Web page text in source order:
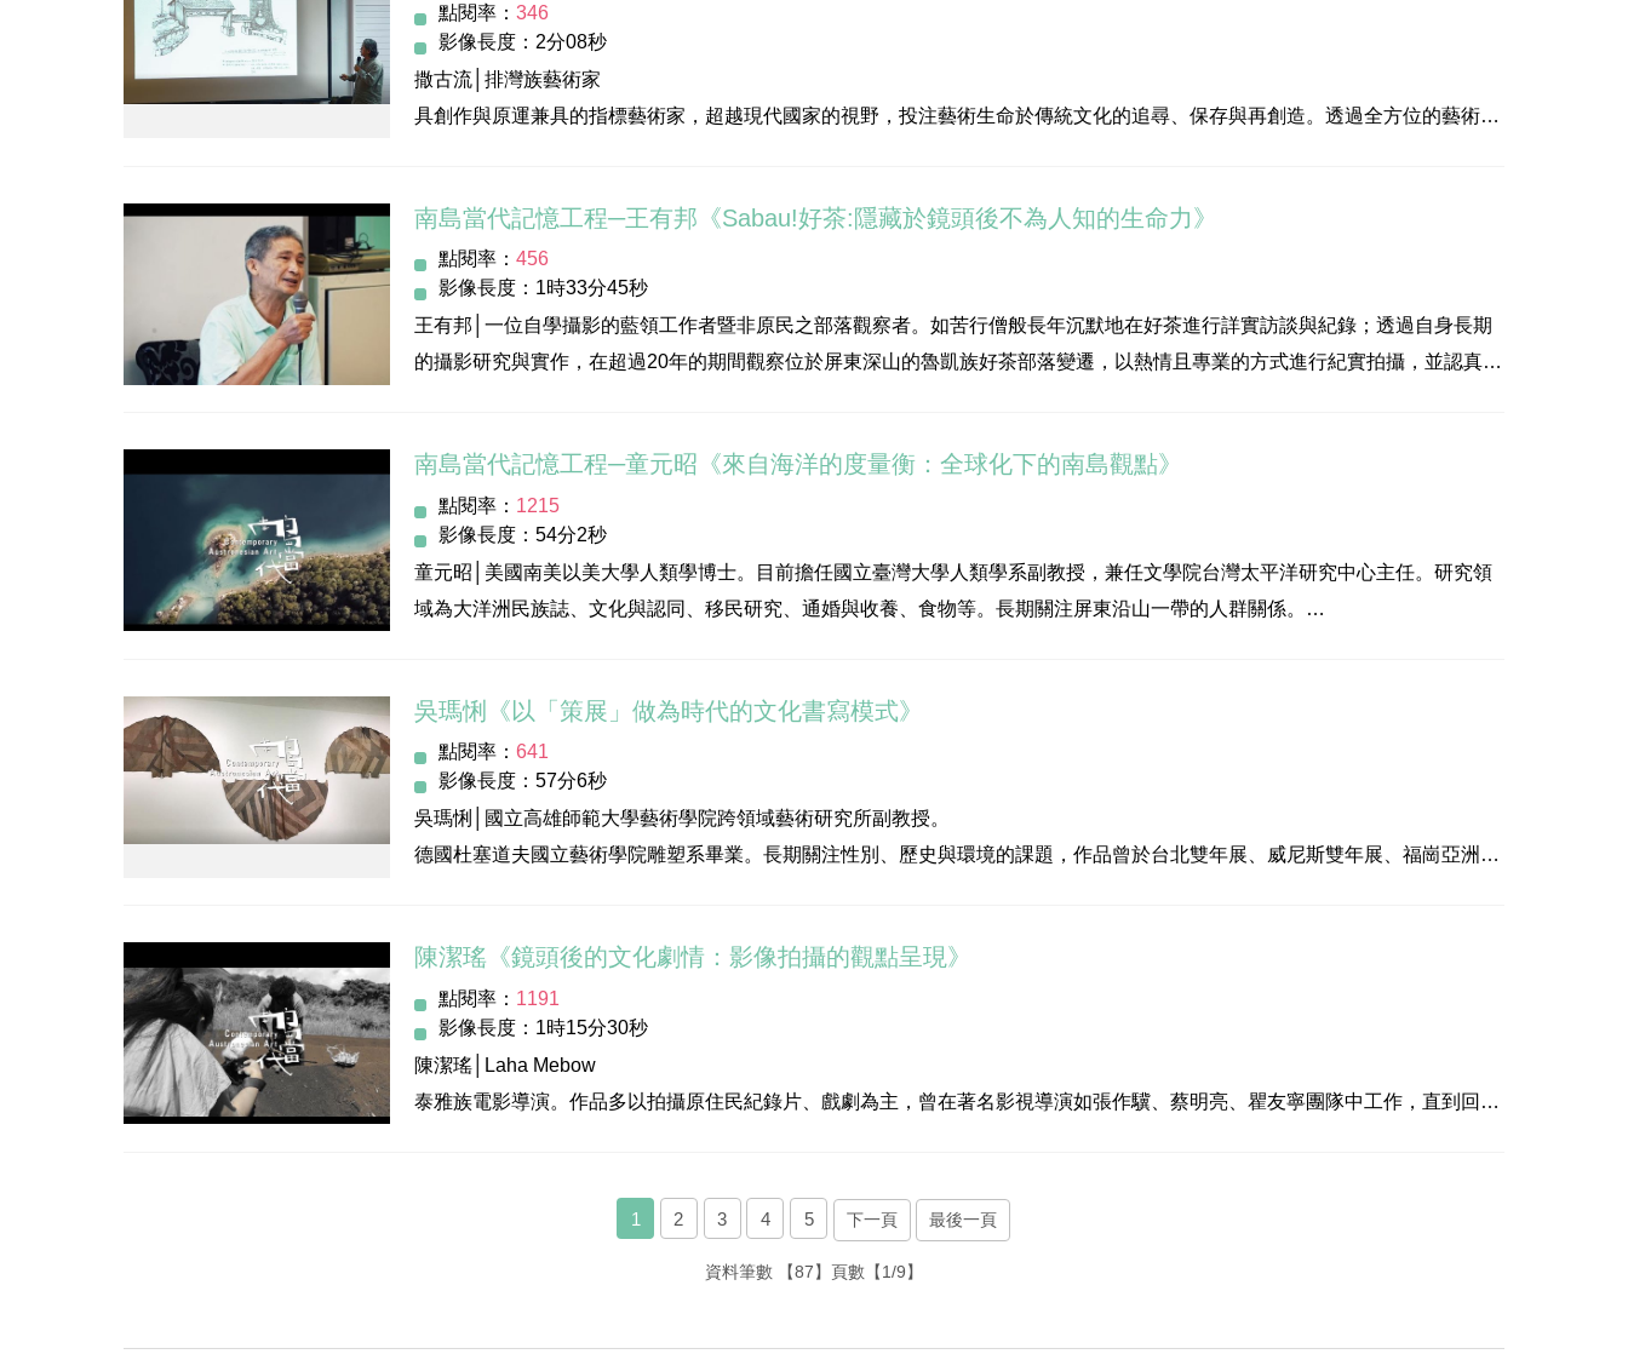
執行監督：羅潔尹
策劃執行：柏楞‧巴瓦瓦隆
影像製作：伏地影像拍攝有限公司
導 演：黃繼賢
曾媚珍│資深策展人
曾任高雄市立美術館副研究員，現為獨立策展人；長期研究南島當代藝術，研究領域包含南島當代藝術、台灣美術等。
指導單位：文化部
執行監督：羅潔尹
策劃執行：柏楞‧巴瓦瓦隆
影像製作：伏地影像拍攝有限公司
導 演：黃繼賢
點閱率： 346
影像長度：2分08秒
撒古流│排灣族藝術家
具創作與原運兼具的指標藝術家，超越現代國家的視野，投注藝術生命於傳統文化的追尋、保存與再創造。透過全方位的藝術社
指導單位：文化部
主辦/執行單位：高雄市立美術館
發 行 人：李玉玲
執行監督：羅潔尹
導 演：李訓
© 2020 文化部&高雄市立美術館
南島當代記憶工程─王有邦《Sabau!好茶:隱藏於鏡頭後不為人知的生命力》
點閱率： 456
影像長度：1時33分45秒
王有邦│一位自學攝影的藍領工作者暨非原民之部落觀察者。如苦行僧般長年沉默地在好茶進行詳實訪談與紀錄；透過自身長期
的攝影研究與實作，在超過20年的期間觀察位於屏東深山的魯凱族好茶部落變遷，以熱情且專業的方式進行紀實拍攝，並認真觀
主辦/執行單位：高雄市立美術館
發 行 人：李玉玲
執行監督：羅潔尹
策劃執行：柏楞‧巴瓦瓦隆
© 2020 文化部&高雄市立美術館
南島當代記憶工程─童元昭《來自海洋的度量衡：全球化下的南島觀點》
點閱率： 1215
影像長度：54分2秒
童元昭│美國南美以美大學人類學博士。目前擔任國立臺灣大學人類學系副教授，兼任文學院台灣太平洋研究中心主任。研究領
域為大洋洲民族誌、文化與認同、移民研究、通婚與收養、食物等。長期關注屏東沿山一帶的人群關係。
主辦/執行單位：高雄市立美術館
發 行 人：李玉玲
執行監督：羅潔尹
策劃執行：柏楞‧巴瓦瓦隆
影像製作：玩美點子影視廣告
© 2020 文化部&高雄市立美術館
吳瑪悧《以「策展」做為時代的文化書寫模式》
點閱率： 641
影像長度：57分6秒
吳瑪悧│國立高雄師範大學藝術學院跨領域藝術研究所副教授。
德國杜塞道夫國立藝術學院雕塑系畢業。長期關注性別、歷史與環境的課題，作品曾於台北雙年展、威尼斯雙年展、福崗亞洲三
指導單位：文化部
主辦/執行單位：高雄市立美術館
發 行 人：李玉玲
執行監督：羅潔尹
陳潔瑤《鏡頭後的文化劇情：影像拍攝的觀點呈現》
點閱率： 1191
影像長度：1時15分30秒
陳潔瑤│Laha Mebow
泰雅族電影導演。作品多以拍攝原住民紀錄片、戲劇為主，曾在著名影視導演如張作驥、蔡明亮、瞿友寧團隊中工作，直到回到
作。因「發揚原民文化，促進國際交流」獲總統頒發第23屆台灣十大傑出女青年。
1 2 3 4 5 下一頁 最後一頁
資料筆數 【87】 頁數 【1/9】